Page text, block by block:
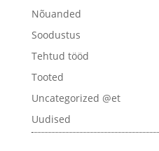
Nõuanded
Soodustus
Tehtud tööd
Tooted
Uncategorized @et
Uudised